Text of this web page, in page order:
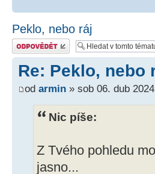
Peklo, nebo ráj
Odeslat odpověď
Re: Peklo, nebo
od armin » sob 06. dub
Nic píše:
Z Tvého pohledu
jasno...